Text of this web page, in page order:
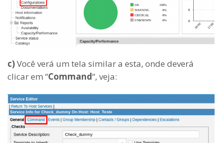
c)Você verá um tela similar a esta, onde deverá
clicar em “Command“, veja: